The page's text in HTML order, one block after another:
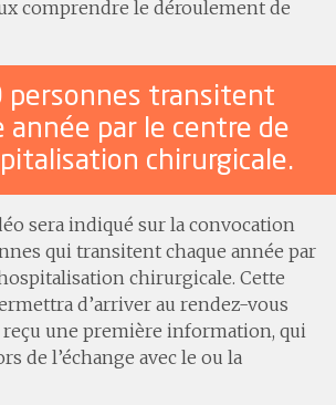
comprendre le déroulement de
personnes transitent
année par le centre de
chirurgicale.
sera indiqué sur la convocation
qui transitent chaque année par
chirurgicale. Cette
d’arriver au rendez-vous
une première information, qui
de l’échange avec le ou la